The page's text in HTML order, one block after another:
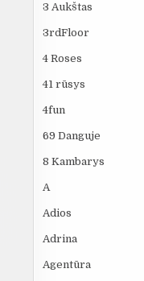
3 Aukštas
3rdFloor
4 Roses
41 rūsys
4fun
69 Danguje
8 Kambarys
A
Adios
Adrina
Agentūra